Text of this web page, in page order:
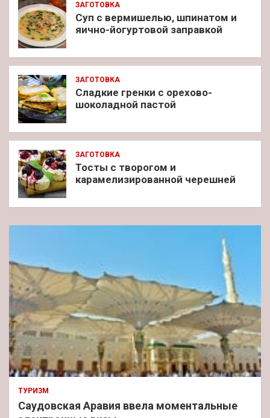
ЗАГОТОВКА
Суп с вермишелью, шпинатом и
яично-йогуртовой заправкой
ЗАГОТОВКА
Сладкие гренки с орехово-
шоколадной пастой
ЗАГОТОВКА
Тосты с творогом и
карамелизированной черешней
ТУРИЗМ
Саудовская Аравия ввела моментальные